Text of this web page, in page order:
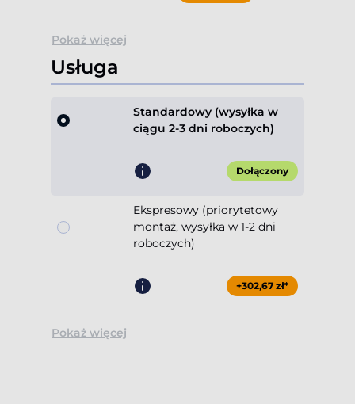
Pokaż więcej
Usługa
Standardowy (wysyłka w
ciągu 2-3 dni roboczych)
Dołączony
Ekspresowy (priorytetowy
montaż, wysyłka w 1-2 dni
roboczych)
+302,67 zł*
Pokaż więcej